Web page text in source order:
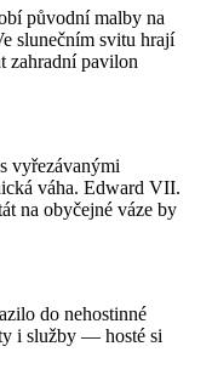
původní malby na
slunečním svitu hrají
zahradní pavilon
vyřezávanými
váha. Edward VII.
na obyčejné váze by
do nehostinné
i služby — hosté si